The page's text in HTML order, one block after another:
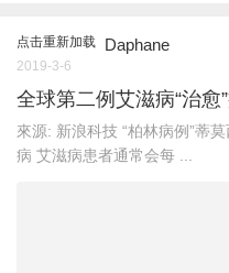
点击重新加载 Daphane
2019-3-6
全球第二例艾滋病“治愈
來源: 新浪科技 “柏林病例”蒂
病 艾滋病患者通常会每 ...